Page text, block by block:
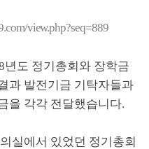
view.php?seq=889
년도 정기총회와 장학금
과 발전기금 기탁자들과
을 각각 전달했습니다.
실에서 있었던 정기총회